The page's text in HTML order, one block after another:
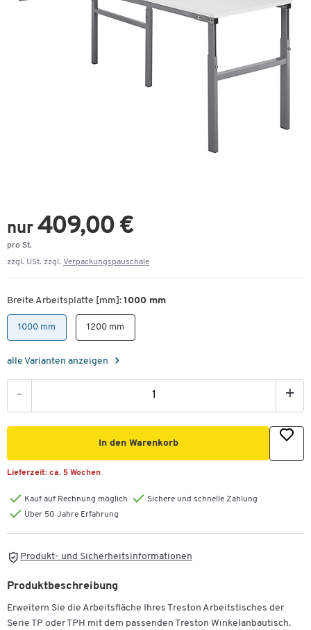
nur 409,00 €
pro St.
zzgl. USt. zzgl. Verpackungspauschale
Breite Arbeitsplatte [mm]: 1000 mm
1000 mm 1200 mm
alle Varianten anzeigen
- +
In den Warenkorb
Lieferzeit: ca. 5 Wochen
Kauf auf Rechnung möglich
Sichere und schnelle Zahlung
Über 50 Jahre Erfahrung
Produkt- und Sicherheitsinformationen
Produktbeschreibung
Erweitern Sie die Arbeitsfläche Ihres Treston Arbeitstisches der
Serie TP oder TPH mit dem passenden Treston Winkelanbautisch.